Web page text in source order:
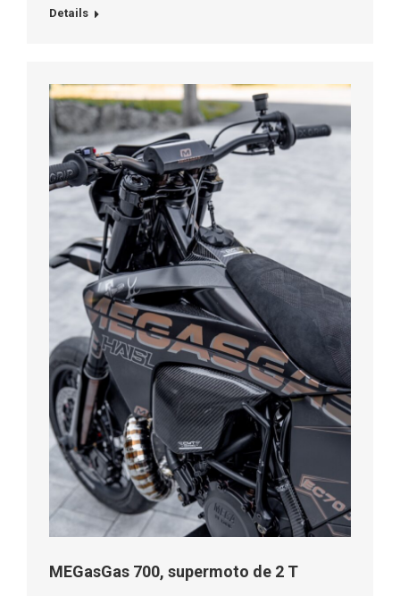
Details
MEGasGas 700, supermoto de 2 T